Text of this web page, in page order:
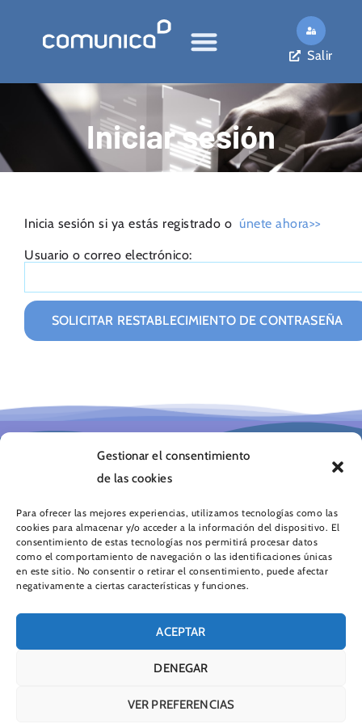
Gestionar el consentimiento
de las cookies
Para ofrecer las mejores experiencias, utilizamos tecnologías como las
cookies para almacenar y/o acceder a la información del dispositivo. El
consentimiento de estas tecnologías nos permitirá procesar datos
como el comportamiento de navegación o las identificaciones únicas
en este sitio. No consentir o retirar el consentimiento, puede afectar
negativamente a ciertas características y funciones.
ACEPTAR
DENEGAR
VER PREFERENCIAS
Salir
Iniciar sesión
Inicia sesión si ya estás registrado o únete ahora>>
Usuario o correo electrónico:
TELECOMUNICACIONES INFRAESTRUCTURAS
SERVICIOS DE VALOR
Comunica © 2026 – Avda. Manoteras 24 – 28050
Aviso de Cookies